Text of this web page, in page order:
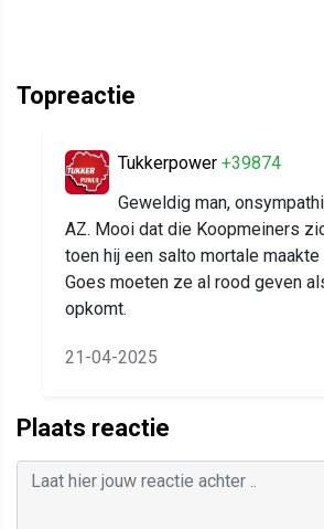
Topreactie
Tukkerpower +39874
Geweldig man,
AZ. Mooi dat die Koopmeiners
toen hij een salto mortale
Goes moeten ze al rood geven
opkomt.
21-04-2025
Plaats reactie